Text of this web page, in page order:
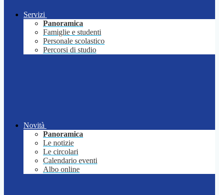
Servizi
Panoramica
Famiglie e studenti
Personale scolastico
Percorsi di studio
Novità
Panoramica
Le notizie
Le circolari
Calendario eventi
Albo online